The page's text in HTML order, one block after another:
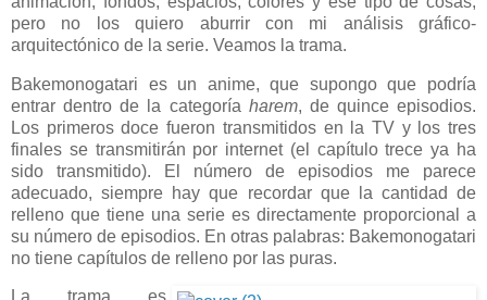
pero no los quiero aburrir con mi análisis gráfico-
arquitectónico de la serie. Veamos la trama.
Bakemonogatari es un anime, que supongo que podría
entrar dentro de la categoría harem, de quince episodios.
Los primeros doce fueron transmitidos en la TV y los tres
finales se transmitirán por internet (el capítulo trece ya ha
sido transmitido). El número de episodios me parece
adecuado, siempre hay que recordar que la cantidad de
relleno que tiene una serie es directamente proporcional a
su número de episodios. En otras palabras: Bakemonogatari
no tiene capítulos de relleno por las puras.